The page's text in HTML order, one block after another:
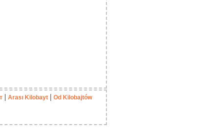
Arası Kilobayt Od Kilobajtów